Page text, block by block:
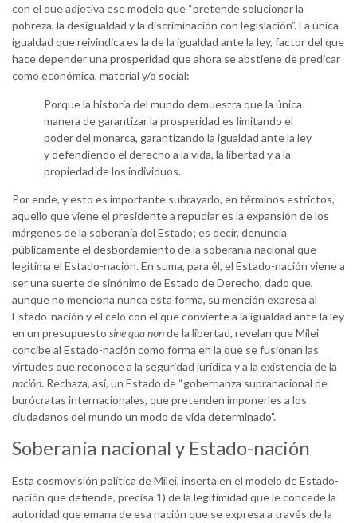
con el que adjetiva ese modelo que “pretende solucionar la
pobreza, la desigualdad y la discriminación con legislación”. La única
igualdad que reivindica es la de la igualdad ante la ley, factor del que
hace depender una prosperidad que ahora se abstiene de predicar
como económica, material y/o social:
Porque la historia del mundo demuestra que la única
manera de garantizar la prosperidad es limitando el
poder del monarca, garantizando la igualdad ante la ley
y defendiendo el derecho a la vida, la libertad y a la
propiedad de los individuos.
Por ende, y esto es importante subrayarlo, en términos estrictos,
aquello que viene el presidente a repudiar es la expansión de los
márgenes de la soberanía del Estado; es decir, denuncia
públicamente el desbordamiento de la soberanía nacional que
legitima el Estado-nación. En suma, para él, el Estado-nación viene a
ser una suerte de sinónimo de Estado de Derecho, dado que,
aunque no menciona nunca esta forma, su mención expresa al
Estado-nación y el celo con el que convierte a la igualdad ante la ley
en un presupuesto sine qua nonde la libertad, revelan que Milei
concibe al Estado-nación como forma en la que se fusionan las
virtudes que reconoce a la seguridad jurídica y a la existencia de la
nación. Rechaza, así, un Estado de “gobernanza supranacional de
burócratas internacionales, que pretenden imponerles a los
ciudadanos del mundo un modo de vida determinado”.
Soberanía nacional y Estado-nación
Esta cosmovisión política de Milei, inserta en el modelo de Estado-
nación que defiende, precisa 1) de la legitimidad que le concede la
autoridad que emana de esa nación que se expresa a través de la